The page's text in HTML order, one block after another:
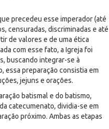
precedeu esse imperador (até
censuradas, discriminadas e até
de valores e de uma ética
com esse fato, a Igreja foi
buscando integrar-se à
essa preparação consistia em
jejuns e orações.
batismal e do batismo,
catecumenato, dividia-se em
próximo. Ambas as etapas